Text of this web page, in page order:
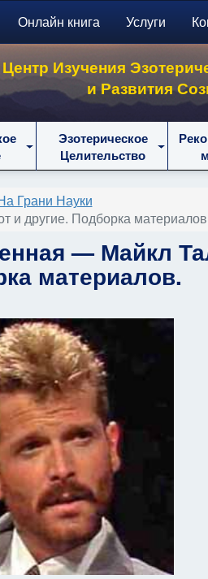
Онлайн книга Услуги
Центр Изучения
и Развития
Эзотерическое
Целительство
Грани Науки
и другие. Подборка
— Майкл
материалов.